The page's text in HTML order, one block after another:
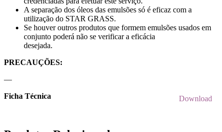
A separação dos óleos das emulsões só é eficaz com a
utilização do STAR GRASS.
Se houver outros produtos que formem emulsões usados em
conjunto poderá não se verificar a eficácia
desejada.
PRECAUÇÕES:
—
Ficha Técnica
Download